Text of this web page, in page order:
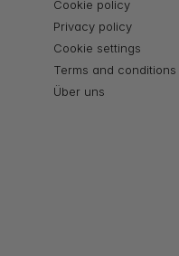
Cookie policy
Privacy policy
Cookie settings
Terms and conditions
Über uns